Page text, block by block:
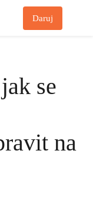
Daruj
se
na